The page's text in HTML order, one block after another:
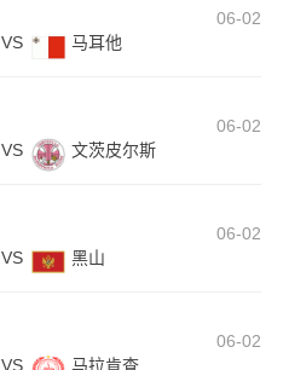
06-02
VS 马耳他
06-02
VS 文茨皮尔斯
06-02
VS 黑山
06-02
VS 马拉肯查